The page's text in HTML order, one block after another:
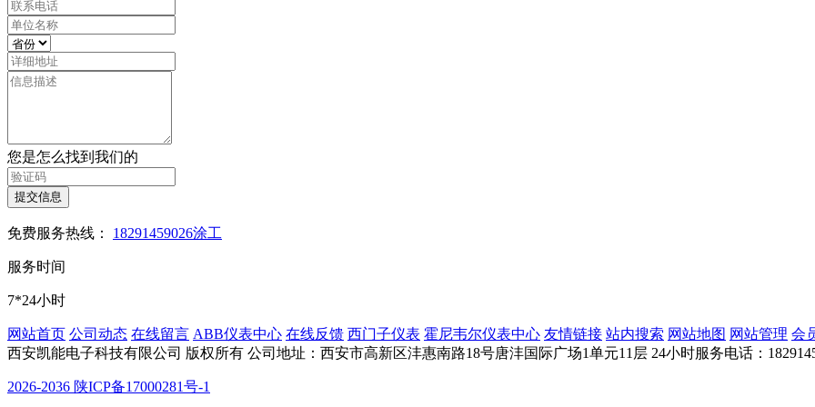
您是怎么找到我们的
提交信息
免费服务热线： 18291459026涂工
服务时间
7*24小时
网站首页 公司动态 在线留言 ABB仪表中心 在线反馈 西门子仪表 霍尼韦尔仪表中心 友情链接 站内搜索 网站地图 网站管理 会
西安凯能电子科技有限公司 版权所有 公司地址：西安市高新区沣惠南路18号唐沣国际广场1单元11层 24小时服务电话：
2026-2036 陕ICP备17000281号-1